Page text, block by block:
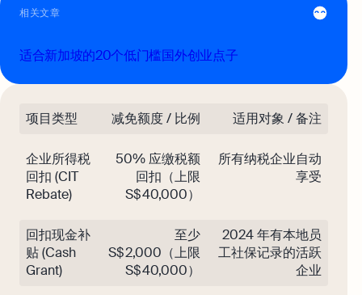
相关文章
适合新加坡的20个低门槛国外创业点子
项目类型 减免额度 / 比例 适用对象 / 备注
企业所得税
回扣 (CIT
Rebate)
50% 应缴税额
回扣（上限
S$ 40,000）
所有纳税企业自动
享受
回扣现金补
贴 (Cash
Grant)
至少
S$ 2,000（上限
S$ 40,000）
2024 年有本地员
工社保记录的活跃
企业